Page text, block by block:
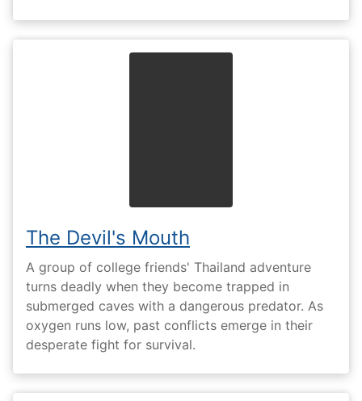
The Devil's Mouth
A group of college friends' Thailand adventure
turns deadly when they become trapped in
submerged caves with a dangerous predator. As
oxygen runs low, past conflicts emerge in their
desperate fight for survival.